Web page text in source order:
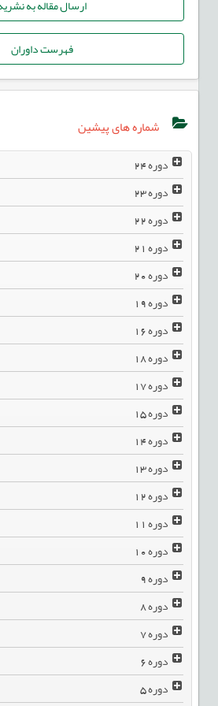
ارسال مقاله به نشریه
فهرست داوران
شماره های پیشین
دوره24
دوره23
دوره22
دوره21
دوره20
دوره19
دوره16
دوره18
دوره17
دوره15
دوره14
دوره13
دوره12
دوره11
دوره10
دوره9
دوره8
دوره7
دوره6
دوره5